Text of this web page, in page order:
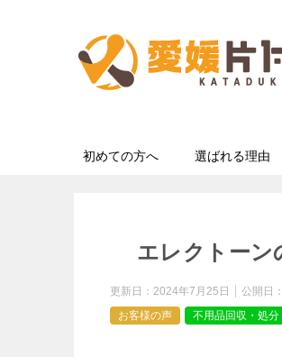
初めての方へ 選ばれる理由
エレクトー
更新日： 2024年7月25日 公開日：
お客様の声
不用品回収・処分